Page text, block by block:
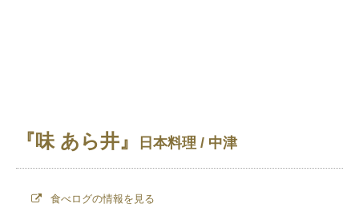
『味 あら井』 日本料理 / 中津
食べログの情報を見る